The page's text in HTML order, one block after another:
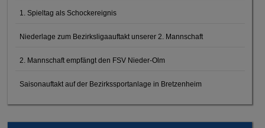
1. Spieltag als Schockereignis
Niederlage zum Bezirksligaauftakt unserer 2. Mannschaft
2. Mannschaft empfängt den FSV Nieder-Olm
Saisonauftakt auf der Bezirkssportanlage in Bretzenheim